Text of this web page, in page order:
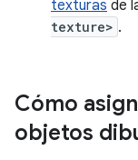
texturas de
texture> .
Cómo
objetos